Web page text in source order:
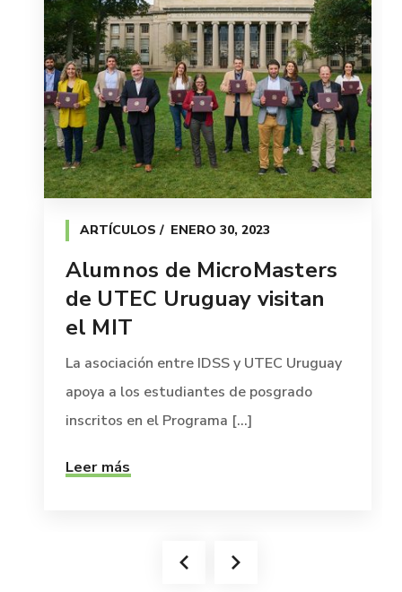
ARTÍCULOS ENERO 30, 2023
Alumnos de MicroMasters
de UTEC Uruguay visitan
el MIT
La asociación entre IDSS y UTEC Uruguay
apoya a los estudiantes de posgrado
inscritos en el Programa [...]
Leer más